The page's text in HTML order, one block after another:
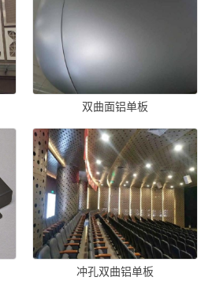
双曲面铝单板
冲孔双曲铝单板